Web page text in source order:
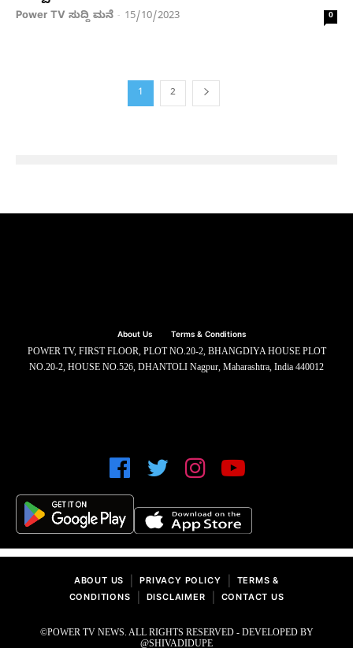
Power TV ಸುದ್ದಿ ಮನೆ - 15/10/2023 0
1 2
About Us Terms & Conditions
POWER TV, FIRST FLOOR, PLOT NO.20-2, BHANGDIYA HOUSE PLOT
NO.20-2, HOUSE NO.526, DHANTOLI Nagpur, Maharashtra, India 440012
ABOUT US PRIVACY POLICY
TERMS &
CONDITIONS
DISCLAIMER CONTACT US
©POWER TV NEWS. ALL RIGHTS RESERVED - DEVELOPED BY
@SHIVADIDUPE